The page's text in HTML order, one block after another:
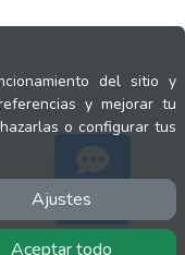
del sitio y
y mejorar tu
o configurar tus
Ajustes
Aceptar todo
Soporte